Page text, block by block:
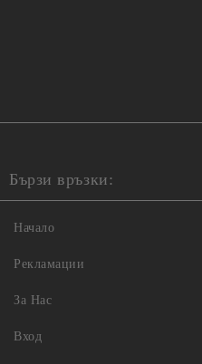
Бързи връзки:
Начало
Рекламации
За Нас
Вход